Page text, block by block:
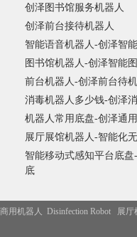
创泽图书馆服务机器人
创泽前台接待机器人
智能语音机器人-创泽智
图书馆机器人-创泽智能
前台机器人-创泽前台待
消毒机器人多少钱-创泽
机器人常用底盘-创泽通
展厅展馆机器人-智能化
智能移动式感知平台底
底
商用机器人 Disinfection Robot 展厅